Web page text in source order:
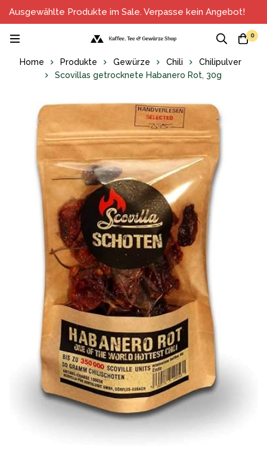
Ausgewählte Produkte im Sale. Verpasse kein Angebot!
0
Home Produkte Gewürze Chili
Chilipulver
Scovillas getrocknete Habanero Rot, 30g